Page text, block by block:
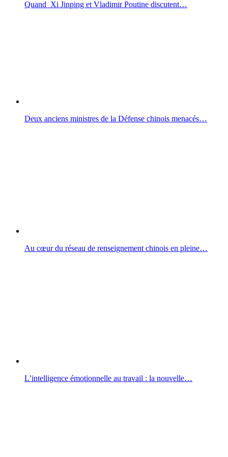
Quand Xi Jinping et Vladimir Poutine discutent…
Deux anciens ministres de la Défense chinois menacés…
Au cœur du réseau de renseignement chinois en pleine…
L’intelligence émotionnelle au travail : la nouvelle…